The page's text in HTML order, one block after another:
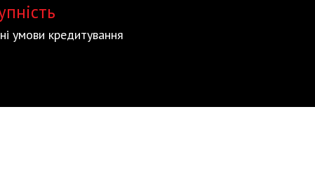
умови кредитування